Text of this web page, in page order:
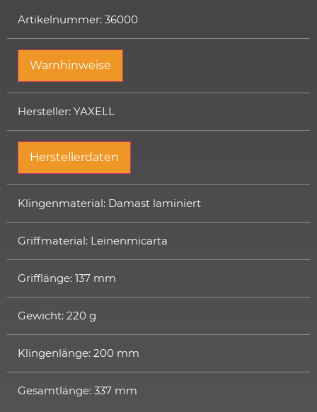
Artikelnummer: 36000
Warnhinweise
Hersteller: YAXELL
Herstellerdaten
Klingenmaterial: Damast laminiert
Griffmaterial: Leinenmicarta
Grifflänge: 137 mm
Gewicht: 220 g
Klingenlänge: 200 mm
Gesamtlänge: 337 mm